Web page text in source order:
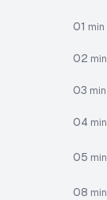
01 min
02 min
03 min
04 min
05 min
08 min